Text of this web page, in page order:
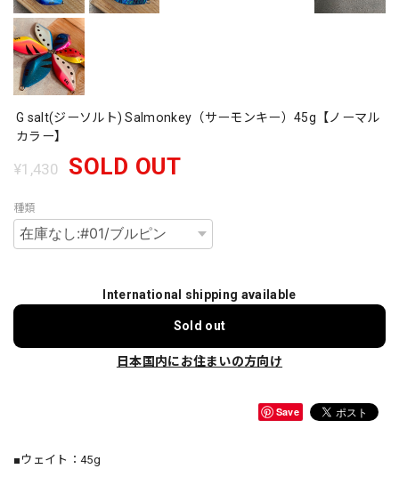
G salt(ジーソルト) Salmonkey（サーモンキー）45g【ノーマル
カラー】
¥1,430 SOLD OUT
種類
International shipping available
Sold out
日本国内にお住まいの方向け
Save
■ウェイト：45g